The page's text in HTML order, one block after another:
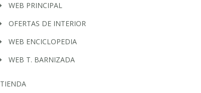
WEB PRINCIPAL
OFERTAS DE INTERIOR
WEB ENCICLOPEDIA
WEB T. BARNIZADA
TIENDA